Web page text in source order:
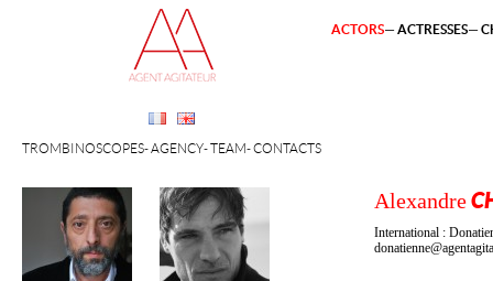
TROMBINOSCOPES AGENCY TEAM CONTACTS
ACTORS ACTRESSES
Alexandre
International :